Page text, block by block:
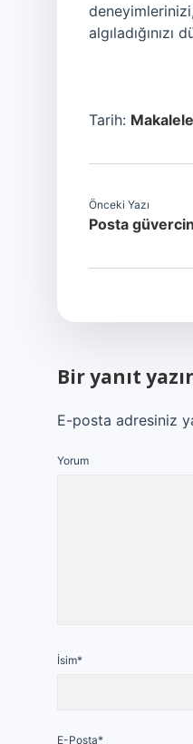
algıladığınızı
Tarih:
Önceki Yazı
Posta
Bir yanıt
E-posta adresiniz
Yorum
İsim*
E-Posta*